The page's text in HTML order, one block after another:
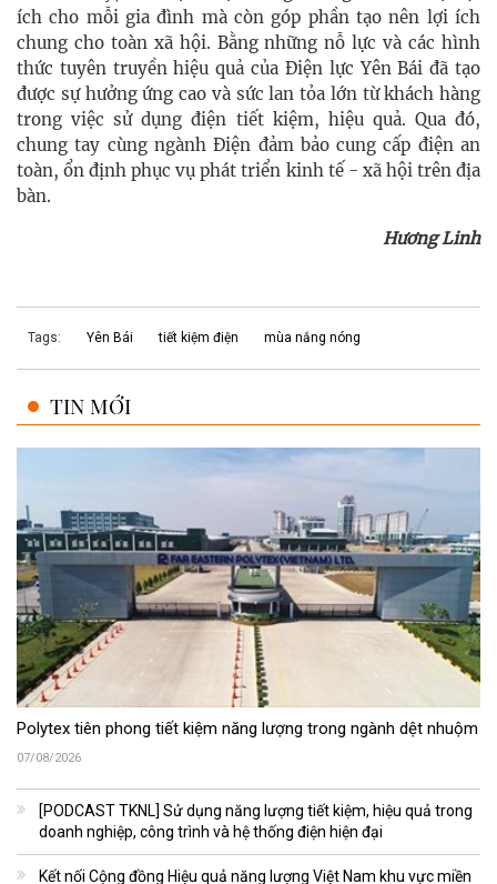
ích cho mỗi gia đình mà còn góp phần tạo nên lợi ích
chung cho toàn xã hội. Bằng những nỗ lực và các hình
thức tuyên truyền hiệu quả của Điện lực Yên Bái đã tạo
được sự hưởng ứng cao và sức lan tỏa lớn từ khách hàng
trong việc sử dụng điện tiết kiệm, hiệu quả. Qua đó,
chung tay cùng ngành Điện đảm bảo cung cấp điện an
toàn, ổn định phục vụ phát triển kinh tế - xã hội trên địa
bàn.
Hương Linh
Tags: Yên Bái tiết kiệm điện mùa nắng nóng
TIN MỚI
Polytex tiên phong tiết kiệm năng lượng trong ngành dệt nhuộm
07/08/2026
[PODCAST TKNL] Sử dụng năng lượng tiết kiệm, hiệu quả trong
doanh nghiệp, công trình và hệ thống điện hiện đại
Kết nối Cộng đồng Hiệu quả năng lượng Việt Nam khu vực miền